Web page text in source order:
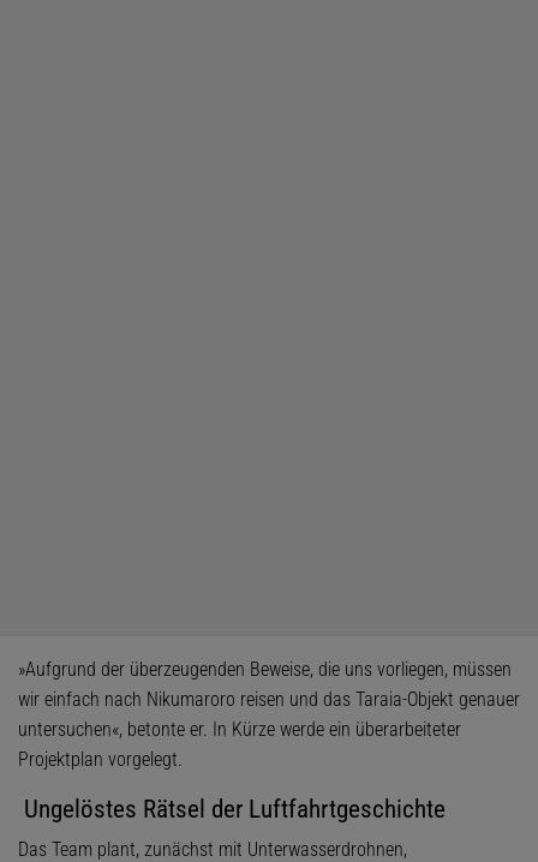
»Aufgrund der überzeugenden Beweise, die uns vorliegen, müssen
wir einfach nach Nikumaroro reisen und das Taraia-Objekt genauer
untersuchen«, betonte er. In Kürze werde ein überarbeiteter
Projektplan vorgelegt.
Ungelöstes Rätsel der Luftfahrtgeschichte
Das Team plant, zunächst mit Unterwasserdrohnen,